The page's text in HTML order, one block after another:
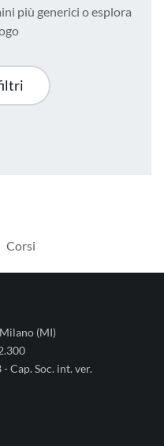
più generici o esplora
Corsi
(MI)
Cap. Soc. int. ver.